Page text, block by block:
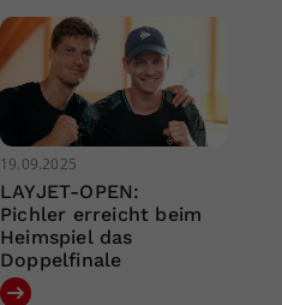
19.09.2025
LAYJET-OPEN:
Pichler erreicht beim
Heimspiel das
Doppelfinale